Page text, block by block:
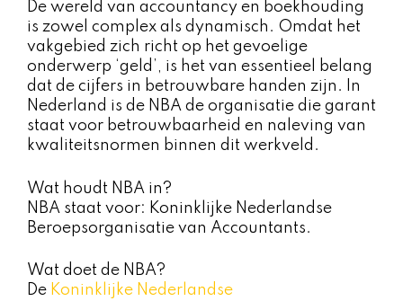
De wereld van accountancy en boekhouding
is zowel complex als dynamisch. Omdat het
vakgebied zich richt op het gevoelige
onderwerp ‘geld’, is het van essentieel belang
dat de cijfers in betrouwbare handen zijn. In
Nederland is de NBA de organisatie die garant
staat voor betrouwbaarheid en naleving van
kwaliteitsnormen binnen dit werkveld.
Wat houdt NBA in?
NBA staat voor: Koninklijke Nederlandse
Beroepsorganisatie van Accountants.
Wat doet de NBA?
De Koninklijke Nederlandse